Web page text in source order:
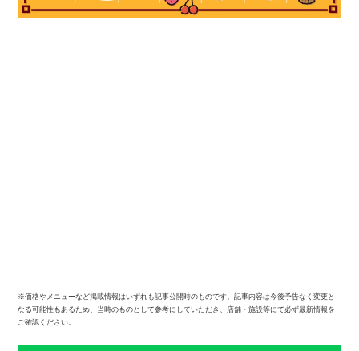
※価格やメニューなど掲載情報はいずれも記事公開時のものです。記事内容は今後予告なく変更と
なる可能性もあるため、当時のものとして参考にしていただき、店舗・施設等にて必ず最新情報を
ご確認ください。